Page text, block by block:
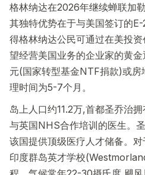
格林纳达在2026年继续蝉联加
其独特优势在于与美国签订的
得格林纳达公民可通过在美投
望经营美国业务的企业家的黄
元(国家转型基金NTF捐款)或
理时间为5-7个月。
岛上人口约11.2万,首都圣乔治
与英国NHS合作培训的医生。
该国提供顶级医疗人才储备。
印度群岛英才学校